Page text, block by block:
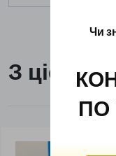
З цієї ж
Чи
ПО